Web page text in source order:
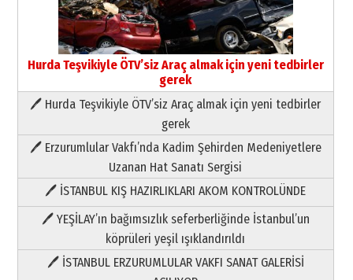
Hurda Teşvikiyle ÖTV’siz Araç almak için yeni tedbirler
gerek
🖊 Hurda Teşvikiyle ÖTV’siz Araç almak için yeni tedbirler
gerek
🖊 Erzurumlular Vakfı’nda Kadim Şehirden Medeniyetlere
Uzanan Hat Sanatı Sergisi
🖊 İSTANBUL KIŞ HAZIRLIKLARI AKOM KONTROLÜNDE
🖊 YEŞİLAY’ın bağımsızlık seferberliğinde İstanbul’un
köprüleri yeşil ışıklandırıldı
🖊 İSTANBUL ERZURUMLULAR VAKFI SANAT GALERİSİ
Paranın Aile Kültüründeki Yeri
03 Ağustos 2026 Pazartesi
Yıldırım Gündoğdu
HAVVA’NIN ÜÇ KIZI
09 Temmuz 2026 Perşembe
Yusuf POLAT